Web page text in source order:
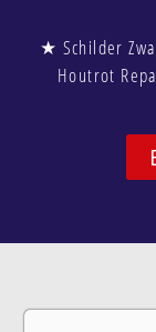
★ Schilder
Houtrot